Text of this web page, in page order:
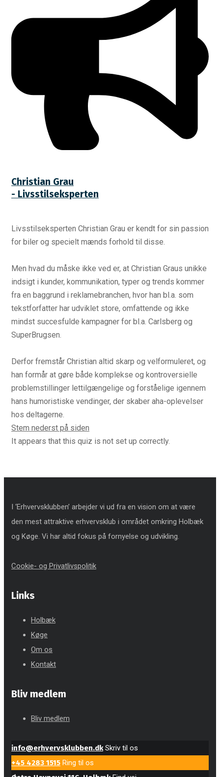
Christian Grau
- Livsstilseksperten
Livsstilseksperten Christian Grau er kendt for sin passion
for biler og specielt mænds forhold til disse.
Men hvad du måske ikke ved er, at Christian Graus unikke
indsigt i kunder, kommunikation, typer og trends kommer
fra en baggrund i reklamebranchen, hvor han bl.a. som
tekstforfatter har udviklet store, omfattende og ikke
mindst succesfulde kampagner for bl.a. Carlsberg og
SuperBrugsen.
Derfor fremstår Christian altid skarp og velformuleret, og
han formår at gøre både komplekse og kontroversielle
problemstillinger lettilgængelige og forståelige igennem
hans humoristiske vendinger, der skaber aha-oplevelser
hos deltagerne.
Stem nederst på siden
It appears that this quiz is not set up correctly.
I ‘Erhvervsklubben’ arbejder vi ud fra en vision om at være
den mest attraktive erhvervsklub i området omkring Holbæk
og Køge. Vi har altid fokus på fornyelse og udvikling.
Cookie- og Privatlivspolitik
Links
Holbæk
Køge
Om os
Kontakt
Bliv medlem
Bliv medlem
info@erhvervsklubben.dk Skriv til os
+45 4283 1515 Ring til os